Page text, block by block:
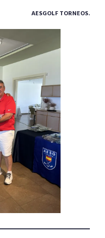
AESGOLF TORNEOS.